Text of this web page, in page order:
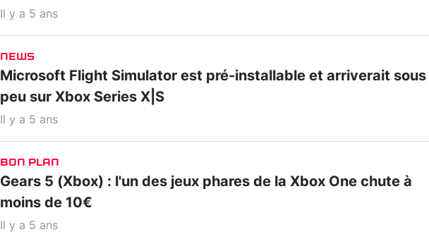
Il y a 5 ans
NEWS
Microsoft Flight Simulator est pré-installable et arriverait sous
peu sur Xbox Series X|S
Il y a 5 ans
BON PLAN
Gears 5 (Xbox) : l'un des jeux phares de la Xbox One chute à
moins de 10€
Il y a 5 ans